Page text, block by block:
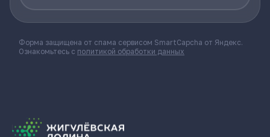
Форма защищена от спама сервисом SmartCapcha от Яндекс.
Ознакомьтесь с политикой обработки данных